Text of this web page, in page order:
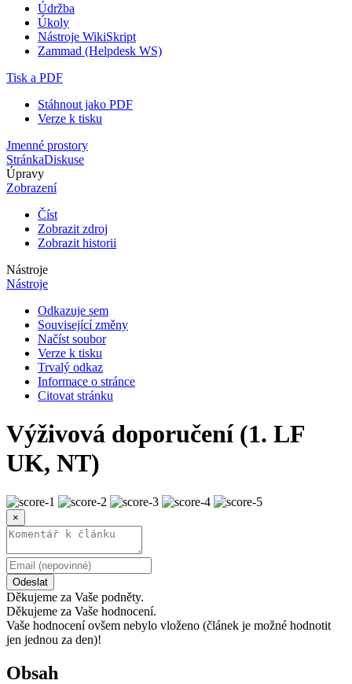
Údržba
Úkoly
Nástroje WikiSkript
Zammad (Helpdesk WS)
Tisk a PDF
Stáhnout jako PDF
Verze k tisku
Jmenné prostory
StránkaDiskuse
Úpravy
Zobrazení
Číst
Zobrazit zdroj
Zobrazit historii
Nástroje
Nástroje
Odkazuje sem
Související změny
Načíst soubor
Verze k tisku
Trvalý odkaz
Informace o stránce
Citovat stránku
Výživová doporučení (1. LF
UK, NT)
×
Odeslat
Děkujeme za Vaše podněty.
Děkujeme za Vaše hodnocení.
Vaše hodnocení ovšem nebylo vloženo (článek je možné hodnotit
jen jednou za den)!
Obsah